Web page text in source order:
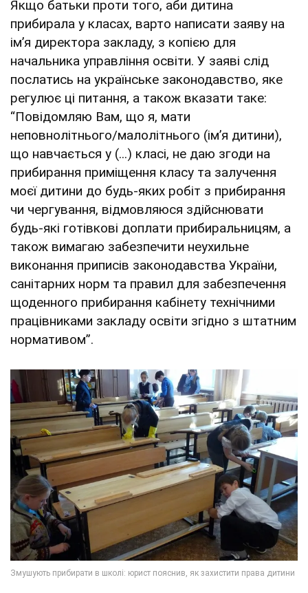
Якщо батьки проти того, аби дитина
прибирала у класах, варто написати заяву на
ім’я директора закладу, з копією для
начальника управління освіти. У заяві слід
послатись на українське законодавство, яке
регулює ці питання, а також вказати таке:
“Повідомляю Вам, що я, мати
неповнолітнього/малолітнього (ім’я дитини),
що навчається у (...) класі, не даю згоди на
прибирання приміщення класу та залучення
моєї дитини до будь-яких робіт з прибирання
чи чергування, відмовляюся здійснювати
будь-які готівкові доплати прибиральницям, а
також вимагаю забезпечити неухильне
виконання приписів законодавства України,
санітарних норм та правил для забезпечення
щоденного прибирання кабінету технічними
працівниками закладу освіти згідно з штатним
нормативом”.